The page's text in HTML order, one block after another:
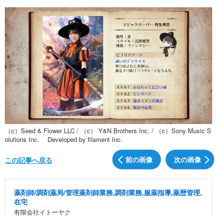
ショッピング その他
（c）Seed & Flower LLC / （c） Y&N Brothers Inc. / （c）Sony Music S
olutions Inc. Developed by filament Inc.
前の画像 次の画像
この記事へ戻る
薬剤師/調剤薬局/管理薬剤師業務,調剤業務,服薬指導,薬歴管理,
在宅
有限会社イトーヤク